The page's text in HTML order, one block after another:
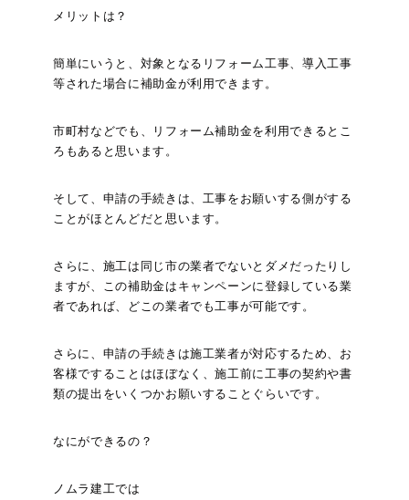
メリットは？
簡単にいうと、対象となるリフォーム工事、導入工事
等された場合に補助金が利用できます。
市町村などでも、リフォーム補助金を利用できるとこ
ろもあると思います。
そして、申請の手続きは、工事をお願いする側がする
ことがほとんどだと思います。
さらに、施工は同じ市の業者でないとダメだったりし
ますが、この補助金はキャンペーンに登録している業
者であれば、どこの業者でも工事が可能です。
さらに、申請の手続きは施工業者が対応するため、お
客様ですることはほぼなく、施工前に工事の契約や書
類の提出をいくつかお願いすることぐらいです。
なにができるの？
ノムラ建工では